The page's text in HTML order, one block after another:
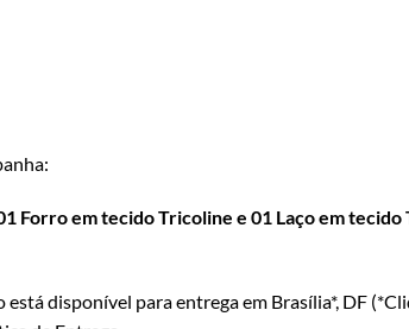
Forro em tecido Tricoline e 01 Laço em
disponível para entrega em Brasília*, DF (*